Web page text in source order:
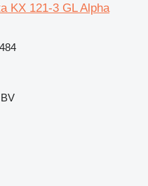
KX 121-3 GL Alpha